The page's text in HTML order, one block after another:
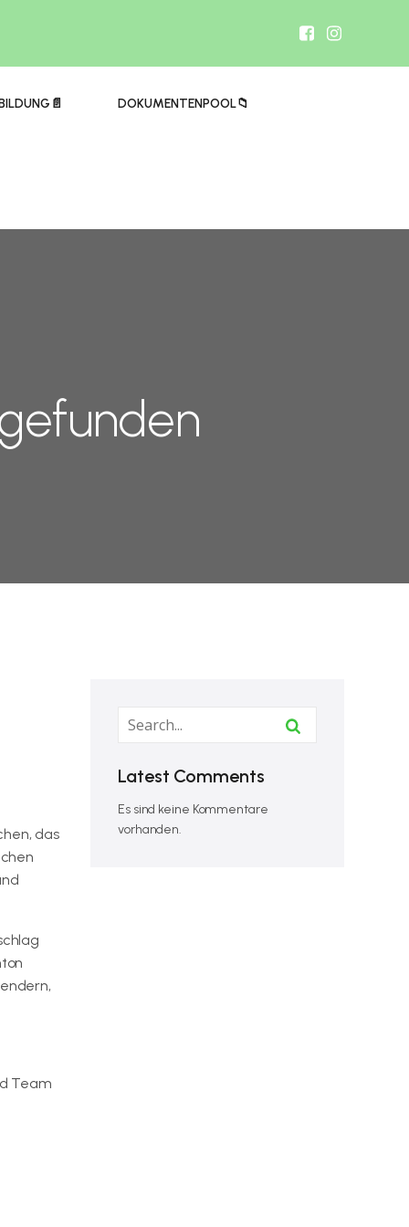
DOKUMENTENPOOL📁
das
Team
Latest Comments
Es sind keine Kommentare
vorhanden.